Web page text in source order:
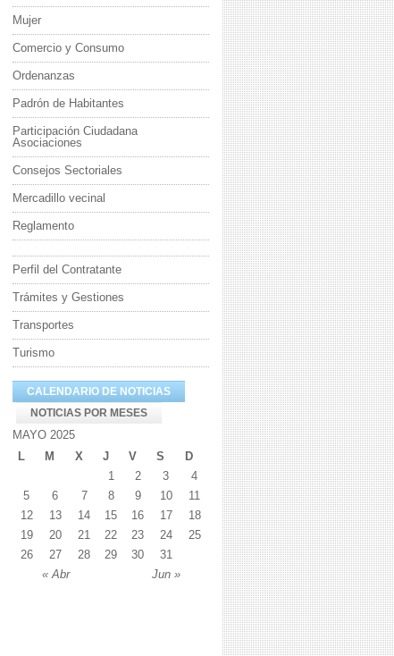
Mujer
Comercio y Consumo
Ordenanzas
Padrón de Habitantes
Participación Ciudadana
Asociaciones
Consejos Sectoriales
Mercadillo vecinal
Reglamento
Perfil del Contratante
Trámites y Gestiones
Transportes
Turismo
CALENDARIO DE NOTICIAS
NOTICIAS POR MESES
MAYO 2025
L
M X J V S D
« Abr Jun »
1 2 3
4
5
6 7 8 9 10
11
12
13 14 15 16 17
18
19
20 21 22 23 24
25
26
27 28 29 30 31